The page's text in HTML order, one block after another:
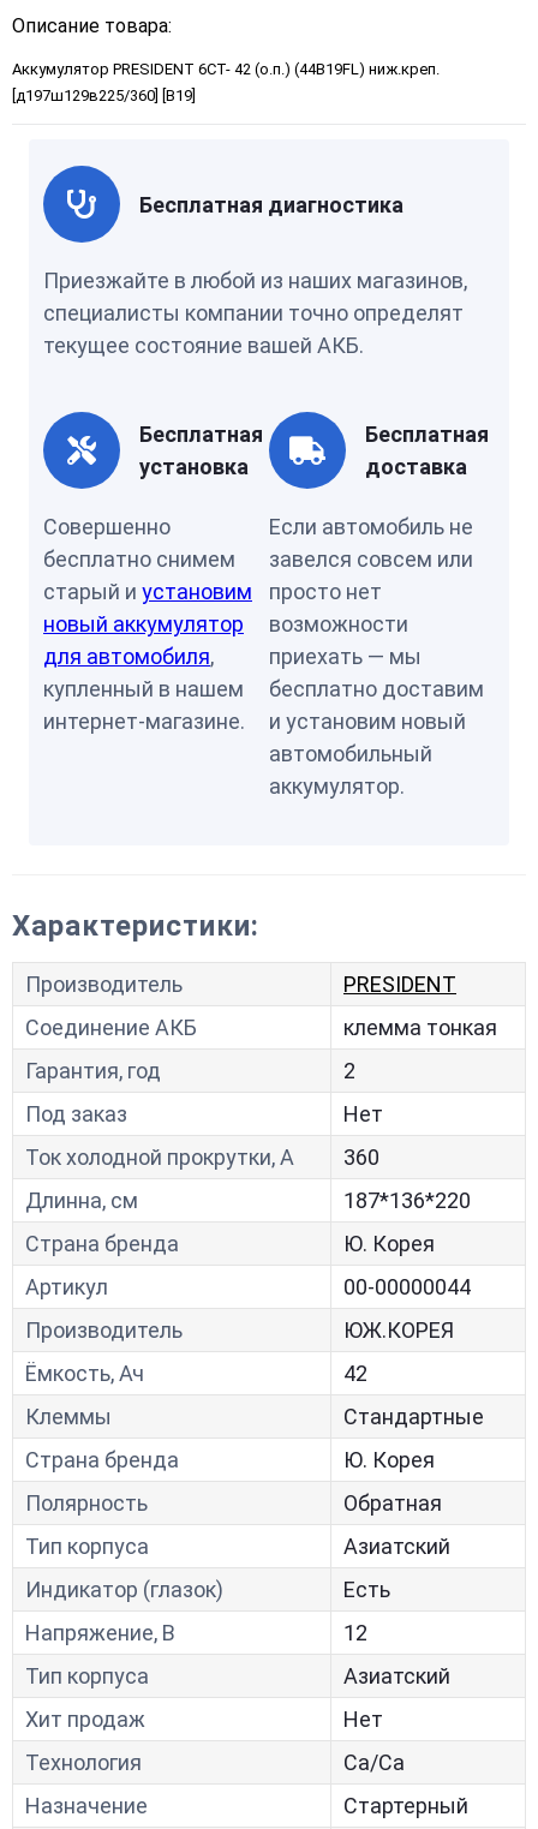
Описание товара:
Аккумулятор PRESIDENT 6СТ- 42 (о.п.) (44B19FL) ниж.креп.
[д197ш129в225/360] [B19]
Бесплатная диагностика
Приезжайте в любой из наших магазинов,
специалисты компании точно определят
текущее состояние вашей АКБ.
Бесплатная
установка
Совершенно
бесплатно снимем
старый и установим
новый аккумулятор
для автомобиля,
купленный в нашем
интернет-магазине.
Бесплатная
доставка
Если автомобиль не
завелся совсем или
просто нет
возможности
приехать — мы
бесплатно доставим
и установим новый
автомобильный
аккумулятор.
Характеристики:
Производитель
PRESIDENT
Соединение АКБ
клемма тонкая
Гарантия, год
2
Под заказ
Нет
Ток холодной прокрутки, A
360
Длинна, см
187*136*220
Страна бренда
Ю. Корея
Артикул
00-00000044
Производитель
ЮЖ.КОРЕЯ
Ёмкость, Ач
42
Клеммы
Стандартные
Страна бренда
Ю. Корея
Полярность
Обратная
Тип корпуса
Азиатский
Индикатор (глазок)
Есть
Напряжение, В
12
Тип корпуса
Азиатский
Хит продаж
Нет
Технология
Са/Са
Назначение
Стартерный